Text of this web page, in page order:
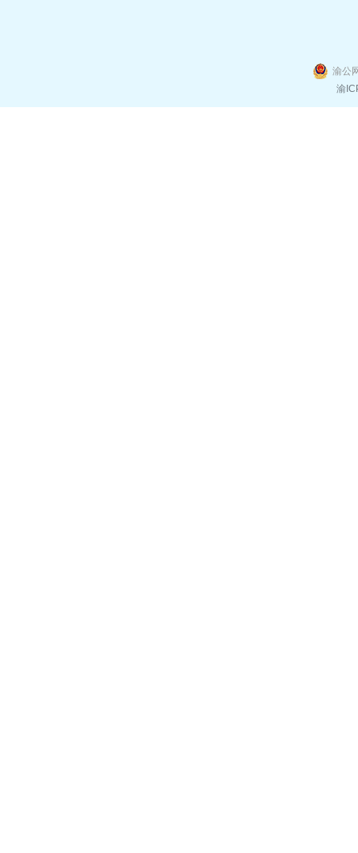
渝公
渝